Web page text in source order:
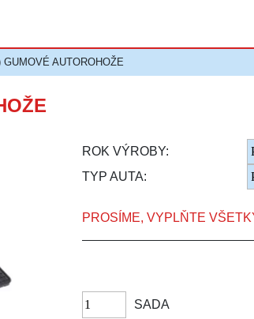
AUTOROHOŽE
ROK VÝROBY:
TYP AUTA:
PROSÍME, VYPLŇTE
SADA